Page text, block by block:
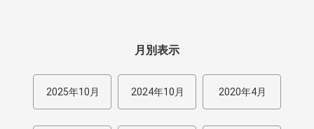
月別表示
2025年10月 2024年10月 2020年4月